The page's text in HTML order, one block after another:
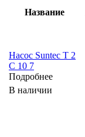
Название
Насос Suntec T 2
C 10 7
Подробнее
В наличии